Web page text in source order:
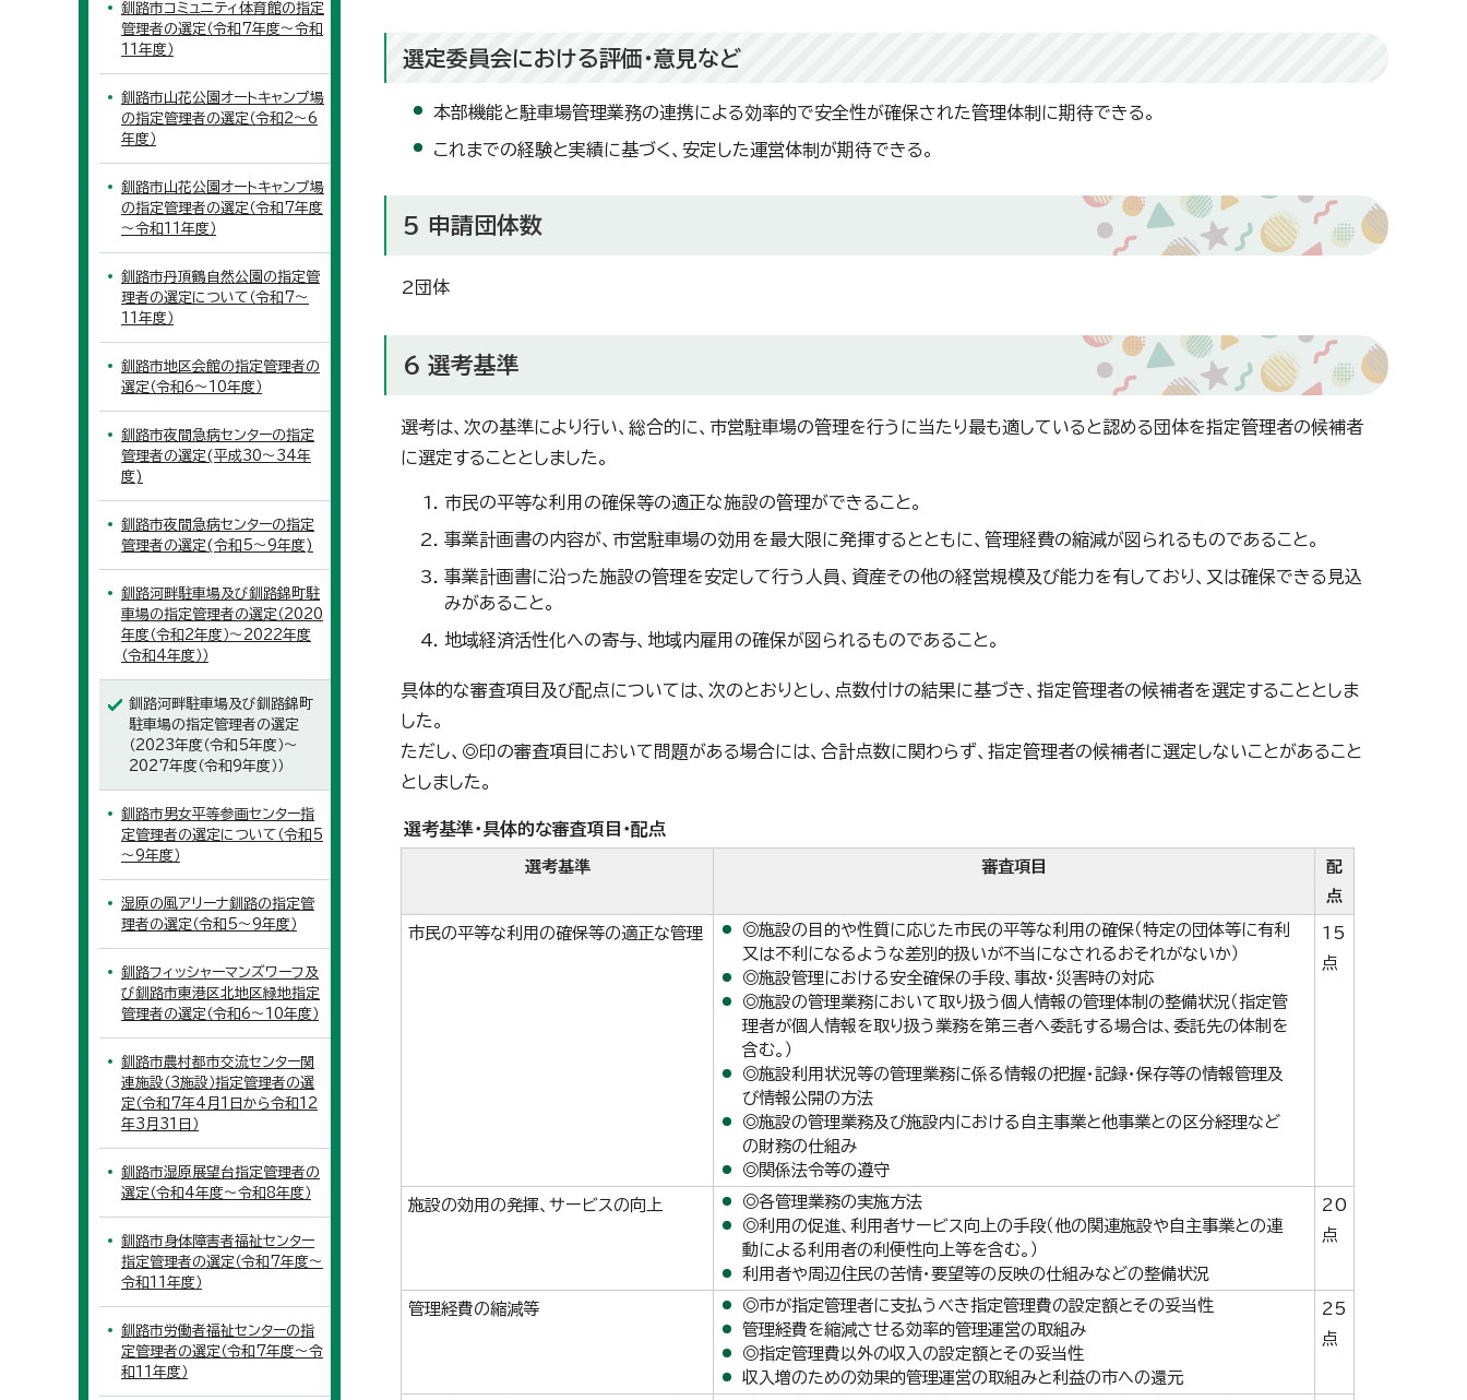
選定委員会における評価・意見など
本部機能と駐車場管理業務の連携による効率的で安全性が確保された管理体制に期待できる。
これまでの経験と実績に基づく、安定した運営体制が期待できる。
5 申請団体数
2団体
6 選考基準
選考は、次の基準により行い、総合的に、市営駐車場の管理を行うに当たり最も適していると認める団体を指定管理者の候補者
に選定することとしました。
市民の平等な利用の確保等の適正な施設の管理ができること。
事業計画書の内容が、市営駐車場の効用を最大限に発揮するとともに、管理経費の縮減が図られるものであること。
事業計画書に沿った施設の管理を安定して行う人員、資産その他の経営規模及び能力を有しており、又は確保できる見込
みがあること。
地域経済活性化への寄与、地域内雇用の確保が図られるものであること。
具体的な審査項目及び配点については、次のとおりとし、点数付けの結果に基づき、指定管理者の候補者を選定することとしま
した。
ただし、◎印の審査項目において問題がある場合には、合計点数に関わらず、指定管理者の候補者に選定しないことがあること
としました。
選考基準・具体的な審査項目・配点
選考基準 審査項目
配
点
市民の平等な利用の確保等の適正な管理
◎施設の目的や性質に応じた市民の平等な利用の確保（特定の団体等に有利
又は不利になるような差別的扱いが不当になされるおそれがないか）
◎施設管理における安全確保の手段、事故・災害時の対応
◎施設の管理業務において取り扱う個人情報の管理体制の整備状況（指定管
理者が個人情報を取り扱う業務を第三者へ委託する場合は、委託先の体制を
含む。）
◎施設利用状況等の管理業務に係る情報の把握・記録・保存等の情報管理及
び情報公開の方法
◎施設の管理業務及び施設内における自主事業と他事業との区分経理など
の財務の仕組み
◎関係法令等の遵守
15
点
施設の効用の発揮、サービスの向上
◎各管理業務の実施方法
◎利用の促進、利用者サービス向上の手段（他の関連施設や自主事業との連
動による利用者の利便性向上等を含む。）
利用者や周辺住民の苦情・要望等の反映の仕組みなどの整備状況
20
点
管理経費の縮減等
◎市が指定管理者に支払うべき指定管理費の設定額とその妥当性
管理経費を縮減させる効率的管理運営の取組み
◎指定管理費以外の収入の設定額とその妥当性
収入増のための効果的管理運営の取組みと利益の市への還元
25
点
釧路市コミュニティ体育館の指定
管理者の選定（令和7年度～令和
11年度）
釧路市山花公園オートキャンプ場
の指定管理者の選定（令和2～6
年度）
釧路市山花公園オートキャンプ場
の指定管理者の選定（令和7年度
～令和11年度）
釧路市丹頂鶴自然公園の指定管
理者の選定について（令和7～
11年度）
釧路市地区会館の指定管理者の
選定（令和6～10年度）
釧路市夜間急病センターの指定
管理者の選定(平成30～34年
度)
釧路市夜間急病センターの指定
管理者の選定(令和5～9年度)
釧路河畔駐車場及び釧路錦町駐
車場の指定管理者の選定（2020
年度（令和2年度）～2022年度
（令和4年度））
釧路河畔駐車場及び釧路錦町
駐車場の指定管理者の選定
（2023年度（令和5年度）～
2027年度（令和9年度））
釧路市男女平等参画センター指
定管理者の選定について（令和5
～9年度）
湿原の風アリーナ釧路の指定管
理者の選定（令和5～9年度）
釧路フィッシャーマンズワーフ及
び釧路市東港区北地区緑地指定
管理者の選定（令和6～10年度）
釧路市農村都市交流センター関
連施設（3施設）指定管理者の選
定（令和7年4月1日から令和12
年3月31日）
釧路市湿原展望台指定管理者の
選定（令和4年度～令和8年度）
釧路市身体障害者福祉センター
指定管理者の選定（令和7年度～
令和11年度）
釧路市労働者福祉センターの指
定管理者の選定（令和7年度～令
和11年度）